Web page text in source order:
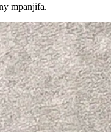
mpanjifa.